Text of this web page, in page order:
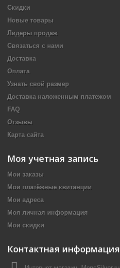
Скидки
Новые товары
Лидеры продаж
Связаться с нами
Доставка
Оплата
Узнать свой размер
Доставка наложенным платежом
FAQ
Отзывы
Карта сайта
Моя учетная запись
Мои заказы
Мои платёжные квитанции
Мои адреса
Моя личная информация
Мои скидки
Контактная информация